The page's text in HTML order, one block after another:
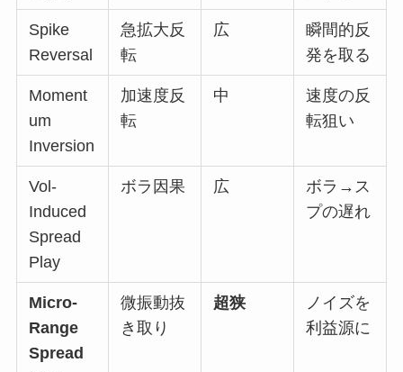
Spike
Reversal
急拡大反
転
広
瞬間的反
発を取る
Moment
um
Inversion
加速度反
転
中
速度の反
転狙い
Vol-
Induced
Spread
Play
ボラ因果 広
ボラ→ス
プの遅れ
Micro-
Range
Spread
微振動抜
き取り
超狭
ノイズを
利益源に